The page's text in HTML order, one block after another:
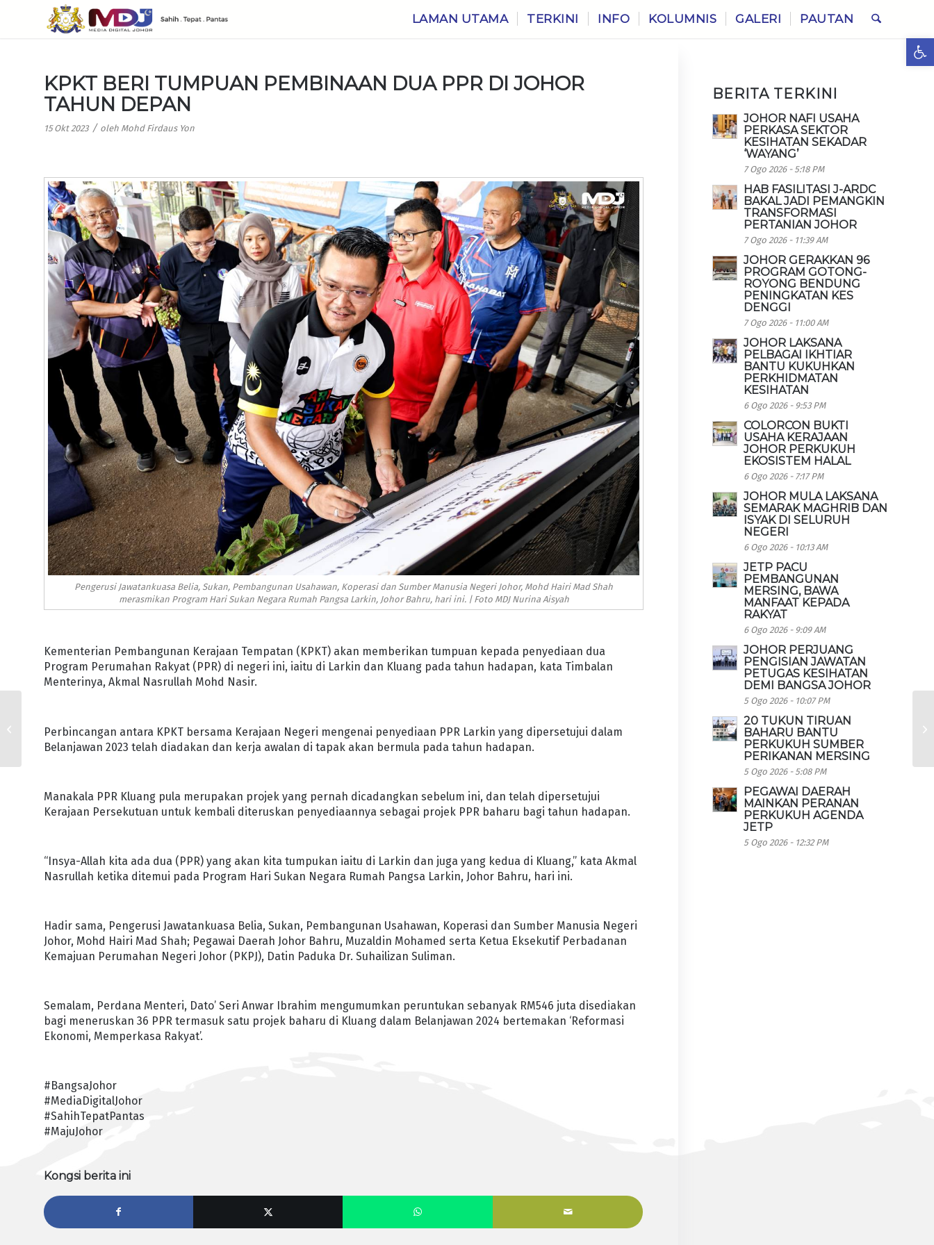
LAMAN UTAMA TERKINI INFO KOLUMNIS GALERI PAUTAN
KPKT BERI TUMPUAN PEMBINAAN DUA PPR DI JOHOR
TAHUN DEPAN
15 Okt 2023 / oleh Mohd Firdaus Yon
Pengerusi Jawatankuasa Belia, Sukan, Pembangunan Usahawan, Koperasi dan Sumber Manusia Negeri Johor, Mohd Hairi Mad Shah
merasmikan Program Hari Sukan Negara Rumah Pangsa Larkin, Johor Bahru, hari ini. | Foto MDJ Nurina Aisyah
Kementerian Pembangunan Kerajaan Tempatan (KPKT) akan memberikan tumpuan kepada penyediaan dua
Program Perumahan Rakyat (PPR) di negeri ini, iaitu di Larkin dan Kluang pada tahun hadapan, kata Timbalan
Menterinya, Akmal Nasrullah Mohd Nasir.
Perbincangan antara KPKT bersama Kerajaan Negeri mengenai penyediaan PPR Larkin yang dipersetujui dalam
Belanjawan 2023 telah diadakan dan kerja awalan di tapak akan bermula pada tahun hadapan.
Manakala PPR Kluang pula merupakan projek yang pernah dicadangkan sebelum ini, dan telah dipersetujui
Kerajaan Persekutuan untuk kembali diteruskan penyediaannya sebagai projek PPR baharu bagi tahun hadapan.
“Insya-Allah kita ada dua (PPR) yang akan kita tumpukan iaitu di Larkin dan juga yang kedua di Kluang,” kata Akmal
Nasrullah ketika ditemui pada Program Hari Sukan Negara Rumah Pangsa Larkin, Johor Bahru, hari ini.
Hadir sama, Pengerusi Jawatankuasa Belia, Sukan, Pembangunan Usahawan, Koperasi dan Sumber Manusia Negeri
Johor, Mohd Hairi Mad Shah; Pegawai Daerah Johor Bahru, Muzaldin Mohamed serta Ketua Eksekutif Perbadanan
Kemajuan Perumahan Negeri Johor (PKPJ), Datin Paduka Dr. Suhailizan Suliman.
Semalam, Perdana Menteri, Dato’ Seri Anwar Ibrahim mengumumkan peruntukan sebanyak RM546 juta disediakan
bagi meneruskan 36 PPR termasuk satu projek baharu di Kluang dalam Belanjawan 2024 bertemakan ‘Reformasi
Ekonomi, Memperkasa Rakyat’.
#BangsaJohor
#MediaDigitalJohor
#SahihTepatPantas
#MajuJohor
Kongsi berita ini
BERITA TERKINI
JOHOR NAFI USAHA
PERKASA SEKTOR
KESIHATAN SEKADAR
‘WAYANG’
7 Ogo 2026 - 5:18 PM
HAB FASILITASI J-ARDC
BAKAL JADI PEMANGKIN
TRANSFORMASI
PERTANIAN JOHOR
7 Ogo 2026 - 11:39 AM
JOHOR GERAKKAN 96
PROGRAM GOTONG-
ROYONG BENDUNG
PENINGKATAN KES
DENGGI
7 Ogo 2026 - 11:00 AM
JOHOR LAKSANA
PELBAGAI IKHTIAR
BANTU KUKUHKAN
PERKHIDMATAN
KESIHATAN
6 Ogo 2026 - 9:53 PM
COLORCON BUKTI
USAHA KERAJAAN
JOHOR PERKUKUH
EKOSISTEM HALAL
6 Ogo 2026 - 7:17 PM
JOHOR MULA LAKSANA
SEMARAK MAGHRIB DAN
ISYAK DI SELURUH
NEGERI
6 Ogo 2026 - 10:13 AM
JETP PACU
PEMBANGUNAN
MERSING, BAWA
MANFAAT KEPADA
RAKYAT
6 Ogo 2026 - 9:09 AM
JOHOR PERJUANG
PENGISIAN JAWATAN
PETUGAS KESIHATAN
DEMI BANGSA JOHOR
5 Ogo 2026 - 10:07 PM
20 TUKUN TIRUAN
BAHARU BANTU
PERKUKUH SUMBER
PERIKANAN MERSING
5 Ogo 2026 - 5:08 PM
PEGAWAI DAERAH
MAINKAN PERANAN
PERKUKUH AGENDA
JETP
5 Ogo 2026 - 12:32 PM
JOHOR : MENTERI
BESAR